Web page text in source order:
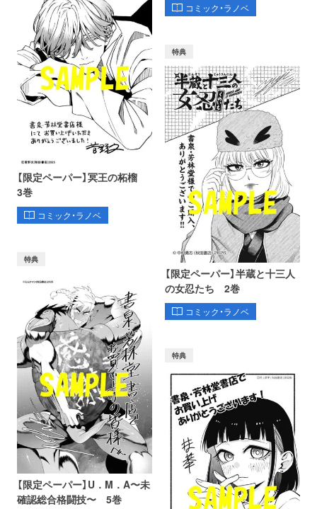
コミック・ラノベ
【限定ペーパー】冥王の柘榴
3巻
コミック・ラノベ
特典
【限定ペーパー】半蔵と十三人
の女忍たち 2巻
コミック・ラノベ
特典
【限定ペーパー】U．M．A〜未
確認総合格闘技〜 5巻
特典